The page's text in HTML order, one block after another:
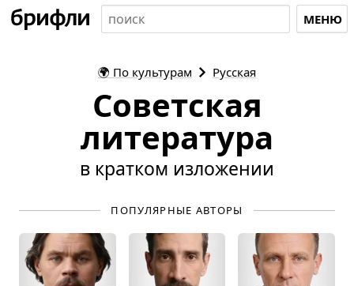
МЕНЮ
🌍 По культурам Русская
Советская
литература
в кратком изложении
ПОПУЛЯРНЫЕ АВТОРЫ